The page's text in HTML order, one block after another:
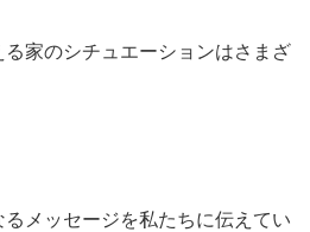
家のシチュエーションはさまざ
メッセージを私たちに伝えてい